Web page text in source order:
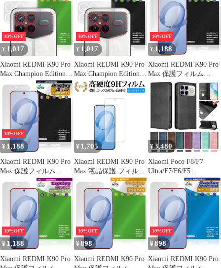
高光沢 for シャオミー
レドミ 衝撃吸収 高光沢
ドミ 傷修復 耐指紋 指
紋防止 コーティング
10%OFF
¥ 1,017
Xiaomi REDMI K90 Pro
Max Champion Edition
リアカメラ用 保護フィ
ルム OverLay Magic for
シャオミー レドミ 傷修
復 耐指紋 指紋防止
10%OFF
¥ 1,017
Xiaomi REDMI K90 Pro
Max Champion Edition
リアカメラ用 保護フィ
ルム OverLay 9H
Brilliant for シャオミー
レドミ 9H 高硬度 高光
10%OFF
¥ 1,188
Xiaomi REDMI K90 Pro
Max 保護フィルム
OverLay 9H Brilliant for
シャオミー レドミ 9H
高硬度 透明 高光沢
10%OFF
¥ 1,188
Xiaomi REDMI K90 Pro
Max 保護フィルム
OverLay 9H Plus for シ
ャオミー レドミ 9H 高
硬度 アンチグレア 反射
防止
¥ 1,705
Xiaomi REDMI K90 Pro
Max 液晶保護 フィルム
互換品 強化ガラス と
同等の 高硬度9H ブル
ーライトカット クリア
光沢タイプ 改訂版 【メ
ディアカバーマーケッ
ト】
¥3,480
Xiaomi Poco F8/F7
Ultra/F7/F6/F5
Pro/F3/Redmi K90 Pro
Max 用 高級レザー製フ
リップウォレット
10%OFF
¥ 1,188
Xiaomi REDMI K90 Pro
10%OFF
¥ 898
Xiaomi REDMI K90 Pro
10%OFF
¥ 898
Xiaomi REDMI K90 Pro